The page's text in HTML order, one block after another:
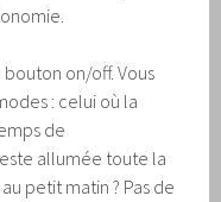
bouton on/off. Vous
: celui où la
de
allumée toute la
petit matin ? Pas de